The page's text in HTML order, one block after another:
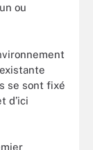
ou
se sont fixé
d’ici